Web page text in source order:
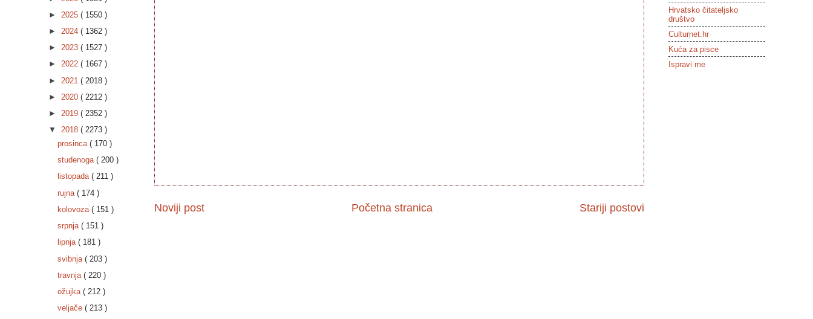
Noviji post Stariji postovi
Početna stranica
► 2025 ( 1550 )
► 2024 ( 1362 )
► 2023 ( 1527 )
► 2022 ( 1667 )
► 2021 ( 2018 )
► 2020 ( 2212 )
► 2019 ( 2352 )
▼ 2018 ( 2273 )
prosinca ( 170 )
studenoga ( 200 )
listopada ( 211 )
rujna ( 174 )
kolovoza ( 151 )
srpnja ( 151 )
lipnja ( 181 )
svibnja ( 203 )
travnja ( 220 )
ožujka ( 212 )
veljače ( 213 )
Hrvatsko čitateljsko
društvo
Culturnet.hr
Kuća za pisce
Ispravi me